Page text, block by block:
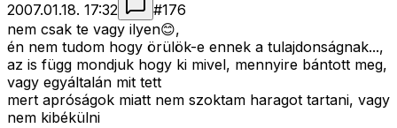
2007.01.18. 17:32 #176
nem csak te vagy ilyen😊,
én nem tudom hogy örülök-e ennek a tulajdonságnak...,
az is függ mondjuk hogy ki mivel, mennyire bántott meg,
vagy egyáltalán mit tett
mert apróságok miatt nem szoktam haragot tartani, vagy
nem kibékülni